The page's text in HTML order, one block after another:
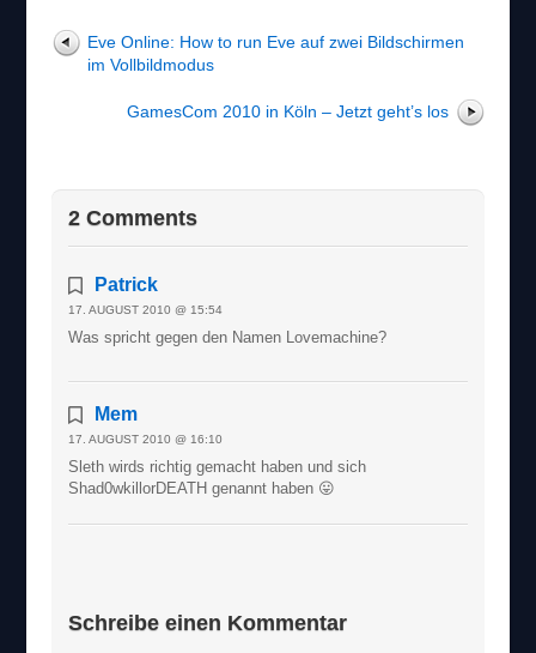
Eve Online: How to run Eve auf zwei Bildschirmen
im Vollbildmodus
GamesCom 2010 in Köln – Jetzt geht’s los
2 Comments
Patrick
17. AUGUST 2010 @ 15:54
Was spricht gegen den Namen Lovemachine?
Mem
17. AUGUST 2010 @ 16:10
Sleth wirds richtig gemacht haben und sich
Shad0wkillorDEATH genannt haben 😛
Schreibe einen Kommentar